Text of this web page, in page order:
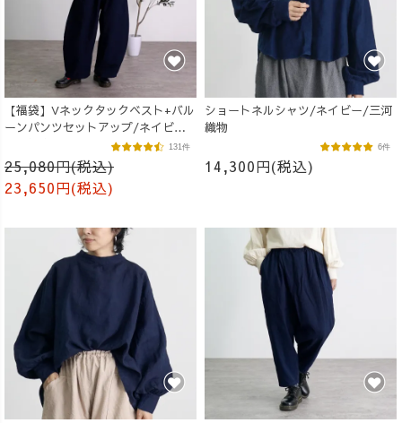
【福袋】Vネックタックベスト+バル
ーンパンツセットアップ/ネイビー/
25,080円(税込)
23,650円(税込)
131件
ショートネルシャツ/ネイビー/三河
織物
14,300円(税込)
6件